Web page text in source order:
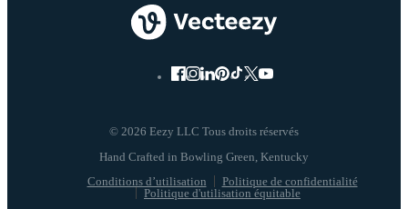
© 2026 Eezy LLC Tous droits réservés
Conditions d’utilisation
Politique de confidentialité
Politique d'utilisation équitable